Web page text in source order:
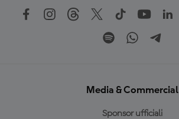
Media & Commercial
Sponsor ufficiali